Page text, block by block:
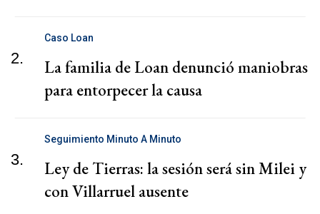
2.
Caso Loan
La familia de Loan denunció maniobras
para entorpecer la causa
3.
Seguimiento Minuto A Minuto
Ley de Tierras: la sesión será sin Milei y
con Villarruel ausente